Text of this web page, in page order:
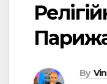
By